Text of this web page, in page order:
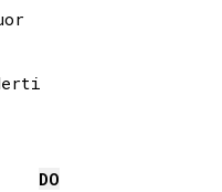
Lui sta bussando al tuo cuor
DO